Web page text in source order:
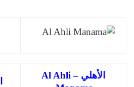
الأهلي – Al Ahli